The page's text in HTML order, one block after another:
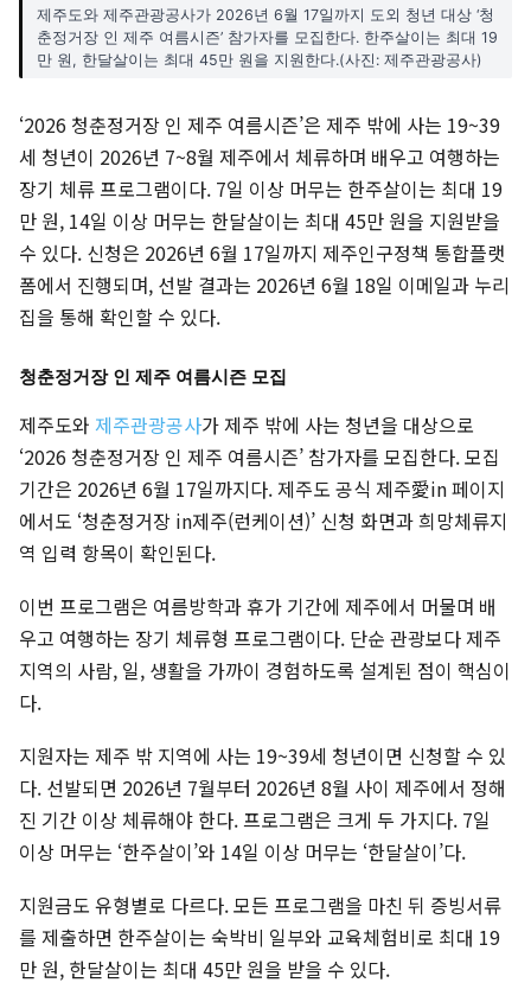
제주도와 제주관광공사가 2026년 6월 17일까지 도외 청년 대상 ‘청
춘정거장 인 제주 여름시즌’ 참가자를 모집한다. 한주살이는 최대 19
만 원, 한달살이는 최대 45만 원을 지원한다.(사진: 제주관광공사)
‘2026 청춘정거장 인 제주 여름시즌’은 제주 밖에 사는 19~39
세 청년이 2026년 7~8월 제주에서 체류하며 배우고 여행하는
장기 체류 프로그램이다. 7일 이상 머무는 한주살이는 최대 19
만 원, 14일 이상 머무는 한달살이는 최대 45만 원을 지원받을
수 있다. 신청은 2026년 6월 17일까지 제주인구정책 통합플랫
폼에서 진행되며, 선발 결과는 2026년 6월 18일 이메일과 누리
집을 통해 확인할 수 있다.
청춘정거장 인 제주 여름시즌 모집
제주도와 제주관광공사가 제주 밖에 사는 청년을 대상으로
‘2026 청춘정거장 인 제주 여름시즌’ 참가자를 모집한다. 모집
기간은 2026년 6월 17일까지다. 제주도 공식 제주愛in 페이지
에서도 ‘청춘정거장 in제주(런케이션)’ 신청 화면과 희망체류지
역 입력 항목이 확인된다.
이번 프로그램은 여름방학과 휴가 기간에 제주에서 머물며 배
우고 여행하는 장기 체류형 프로그램이다. 단순 관광보다 제주
지역의 사람, 일, 생활을 가까이 경험하도록 설계된 점이 핵심이
다.
지원자는 제주 밖 지역에 사는 19~39세 청년이면 신청할 수 있
다. 선발되면 2026년 7월부터 2026년 8월 사이 제주에서 정해
진 기간 이상 체류해야 한다. 프로그램은 크게 두 가지다. 7일
이상 머무는 ‘한주살이’와 14일 이상 머무는 ‘한달살이’다.
지원금도 유형별로 다르다. 모든 프로그램을 마친 뒤 증빙서류
를 제출하면 한주살이는 숙박비 일부와 교육체험비로 최대 19
만 원, 한달살이는 최대 45만 원을 받을 수 있다.